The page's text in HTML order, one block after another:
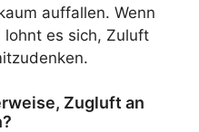
auffallen. Wenn
es sich, Zuluft
Zugluft an